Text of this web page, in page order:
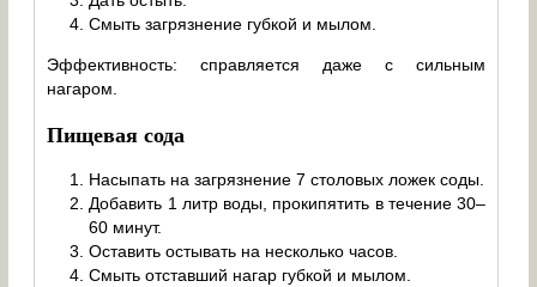
Смыть загрязнение губкой и мылом.
Эффективность: справляется даже с сильным
нагаром.
Пищевая сода
Насыпать на загрязнение 7 столовых ложек соды.
Добавить 1 литр воды, прокипятить в течение 30–
60 минут.
Оставить остывать на несколько часов.
Смыть отставший нагар губкой и мылом.